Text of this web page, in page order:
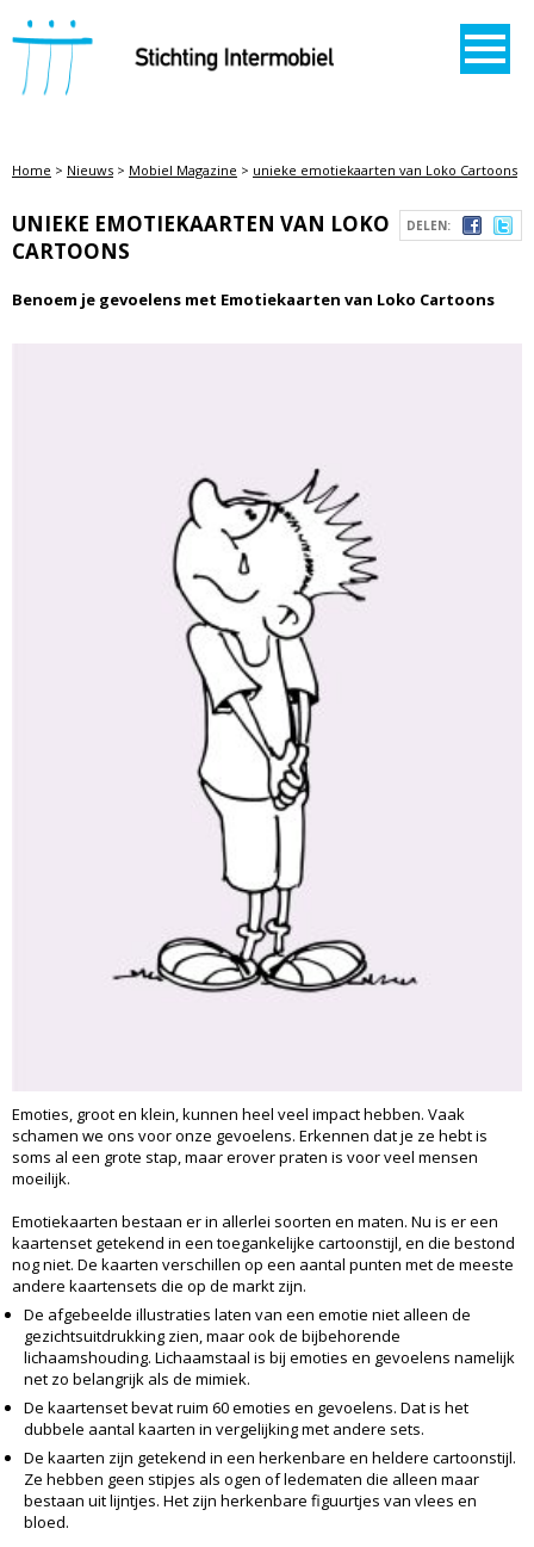
STICHTING INTERMOBIEL
Home > Nieuws > Mobiel Magazine > unieke emotiekaarten van Loko Cartoons
DELEN:
UNIEKE EMOTIEKAARTEN VAN LOKO
CARTOONS
Benoem je gevoelens met Emotiekaarten van Loko Cartoons
Emoties, groot en klein, kunnen heel veel impact hebben. Vaak
schamen we ons voor onze gevoelens. Erkennen dat je ze hebt is
soms al een grote stap, maar erover praten is voor veel mensen
moeilijk.
Emotiekaarten bestaan er in allerlei soorten en maten. Nu is er een
kaartenset getekend in een toegankelijke cartoonstijl, en die bestond
nog niet. De kaarten verschillen op een aantal punten met de meeste
andere kaartensets die op de markt zijn.
De afgebeelde illustraties laten van een emotie niet alleen de
gezichtsuitdrukking zien, maar ook de bijbehorende
lichaamshouding. Lichaamstaal is bij emoties en gevoelens namelijk
net zo belangrijk als de mimiek.
De kaartenset bevat ruim 60 emoties en gevoelens. Dat is het
dubbele aantal kaarten in vergelijking met andere sets.
De kaarten zijn getekend in een herkenbare en heldere cartoonstijl.
Ze hebben geen stipjes als ogen of ledematen die alleen maar
bestaan uit lijntjes. Het zijn herkenbare figuurtjes van vlees en
bloed.